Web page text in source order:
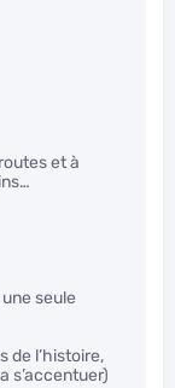
et à
seule
de l’histoire,
s’accentuer)